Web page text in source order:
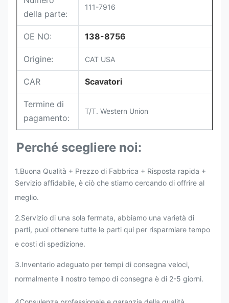
della parte:
111-7916
OE NO: 138-8756
Origine: CAT USA
CAR Scavatori
Termine di
pagamento:
T/T. Western Union
Perché scegliere noi:
1.Buona Qualità + Prezzo di Fabbrica + Risposta rapida +
Servizio affidabile, è ciò che stiamo cercando di offrire al
meglio.
2.Servizio di una sola fermata, abbiamo una varietà di
parti, puoi ottenere tutte le parti qui per risparmiare tempo
e costi di spedizione.
3.Inventario adeguato per tempi di consegna veloci,
normalmente il nostro tempo di consegna è di 2-5 giorni.